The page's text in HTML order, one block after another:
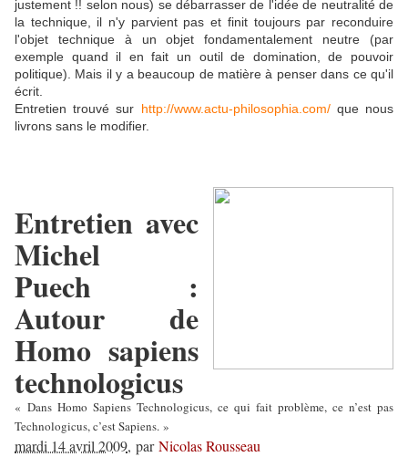
justement !! selon nous) se débarrasser de l'idée de neutralité de
la technique, il n'y parvient pas et finit toujours par reconduire
l'objet technique à un objet fondamentalement neutre (par
exemple quand il en fait un outil de domination, de pouvoir
politique). Mais il y a beaucoup de matière à penser dans ce qu'il
écrit.
Entretien trouvé sur http://www.actu-philosophia.com/que nous
livrons sans le modifier.
Entretien avec
Michel
Puech :
Autour de
Homo sapiens
technologicus
« Dans Homo Sapiens Technologicus, ce qui fait problème, ce n’est pas
Technologicus, c’est Sapiens. »
mardi 14 avril 2009, parNicolas Rousseau